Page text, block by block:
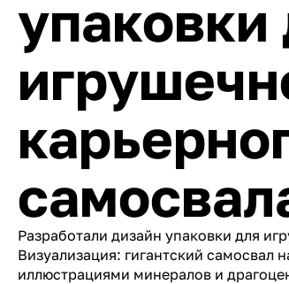
упаковки
Разработали дизайн упаковки для
Визуализация: гигантский
иллюстрациями минералов и